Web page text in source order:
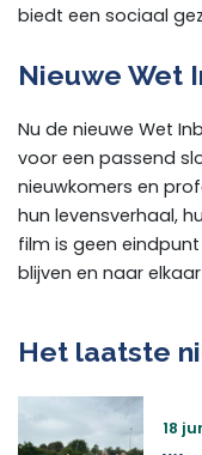
biedt een sociaal
Nieuwe Wet
Nu de nieuwe Wet
voor een passend
nieuwkomers en
hun levensverhaal,
film is geen
blijven en naar
Het laatste
18